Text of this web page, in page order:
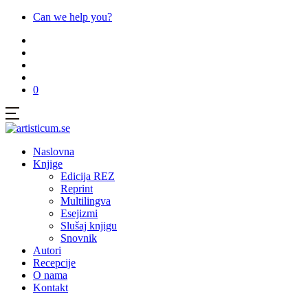
Can we help you?
0
Naslovna
Knjige
Edicija REZ
Reprint
Multilingva
Esejizmi
Slušaj knjigu
Snovnik
Autori
Recepcije
O nama
Kontakt